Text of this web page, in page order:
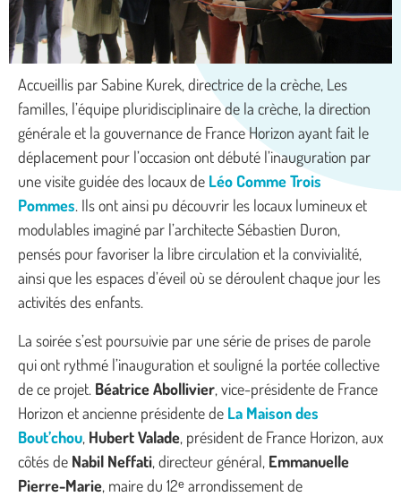
Accueillis par Sabine Kurek, directrice de la crèche, Les
familles, l’équipe pluridisciplinaire de la crèche, la direction
générale et la gouvernance de France Horizon ayant fait le
déplacement pour l’occasion ont débuté l’inauguration par
une visite guidée des locaux de Léo Comme Trois
Pommes. Ils ont ainsi pu découvrir les locaux lumineux et
modulables imaginé par l’architecte Sébastien Duron,
pensés pour favoriser la libre circulation et la convivialité,
ainsi que les espaces d’éveil où se déroulent chaque jour les
activités des enfants.
La soirée s’est poursuivie par une série de prises de parole
qui ont rythmé l’inauguration et souligné la portée collective
de ce projet. Béatrice Abollivier, vice-présidente de France
Horizon et ancienne présidente de La Maison des
Bout’chou, Hubert Valade, président de France Horizon, aux
côtés de Nabil Neffati, directeur général, Emmanuelle
Pierre-Marie, maire du 12ᵉ arrondissement de